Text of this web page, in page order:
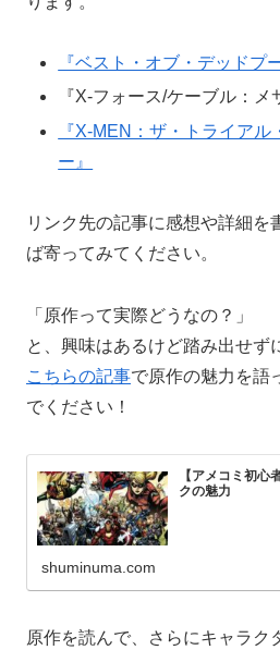
『ベスト・オブ・デッドプ
『X-フォース/ケーブル：メ
『X-MEN：ザ・トライアル
ー』
リンク先の記事に感想や詳細を
ば寄ってみてください。
「原作って実際どうなの？」
と、興味はあるけど踏み出せず
こちらの記事で原作の魅力を語
でください！
【アメコミ初心
クの魅力
shuminuma.com
原作を読んで、さらにキャラク